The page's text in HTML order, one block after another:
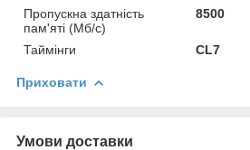
Пропускна здатність
пам'яті (Мб/с)
8500
Таймінги CL7
Приховати
Умови доставки